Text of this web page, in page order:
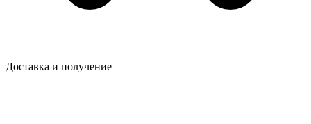
Доставка и получение